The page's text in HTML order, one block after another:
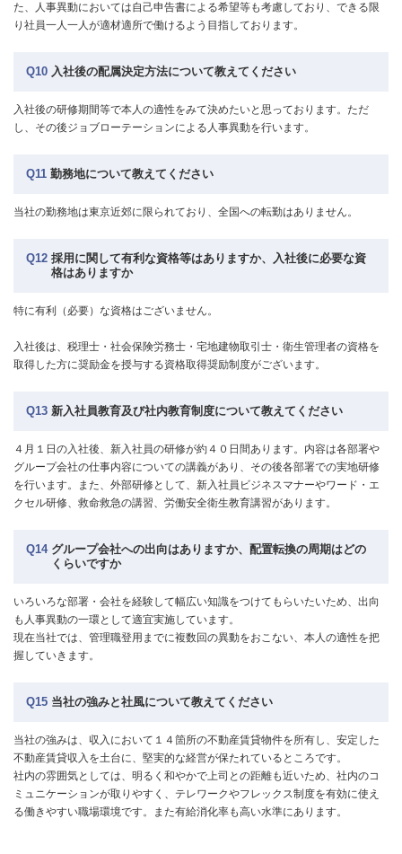
た、人事異動においては自己申告書による希望等も考慮しており、できる限
り社員一人一人が適材適所で働けるよう目指しております。
Q10 入社後の配属決定方法について教えてください
入社後の研修期間等で本人の適性をみて決めたいと思っております。ただ
し、その後ジョブローテーションによる人事異動を行います。
Q11 勤務地について教えてください
当社の勤務地は東京近郊に限られており、全国への転勤はありません。
Q12 採用に関して有利な資格等はありますか、入社後に必要な資
格はありますか
特に有利（必要）な資格はございません。
入社後は、税理士・社会保険労務士・宅地建物取引士・衛生管理者の資格を
取得した方に奨励金を授与する資格取得奨励制度がございます。
Q13 新入社員教育及び社内教育制度について教えてください
４月１日の入社後、新入社員の研修が約４０日間あります。内容は各部署や
グループ会社の仕事内容についての講義があり、その後各部署での実地研修
を行います。また、外部研修として、新入社員ビジネスマナーやワード・エ
クセル研修、救命救急の講習、労働安全衛生教育講習があります。
Q14 グループ会社への出向はありますか、配置転換の周期はどの
くらいですか
いろいろな部署・会社を経験して幅広い知識をつけてもらいたいため、出向
も人事異動の一環として適宜実施しています。
現在当社では、管理職登用までに複数回の異動をおこない、本人の適性を把
握していきます。
Q15 当社の強みと社風について教えてください
当社の強みは、収入において１４箇所の不動産賃貸物件を所有し、安定した
不動産賃貸収入を土台に、堅実的な経営が保たれているところです。
社内の雰囲気としては、明るく和やかで上司との距離も近いため、社内のコ
ミュニケーションが取りやすく、テレワークやフレックス制度を有効に使え
る働きやすい職場環境です。また有給消化率も高い水準にあります。